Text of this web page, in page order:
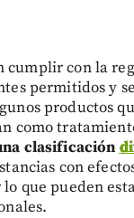
cumplir con la
permitidos y
productos
como
clasificación
con
que pueden